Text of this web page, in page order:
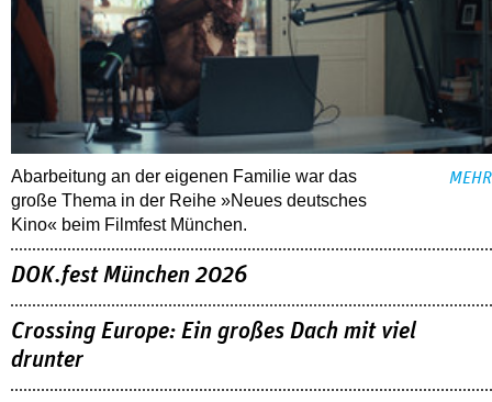
Abarbeitung an der eigenen Familie war das
große Thema in der Reihe »Neues deutsches
Kino« beim Filmfest München.
MEHR
DOK.fest München 2026
Crossing Europe: Ein großes Dach mit viel
drunter